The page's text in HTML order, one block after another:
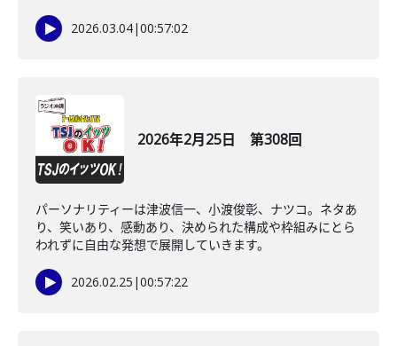
2026.03.04|00:57:02
2026年2月25日 第308回
パーソナリティーは津波信一、小渡俊彰、ナツコ。ネタあ
り、笑いあり、感動あり、決められた構成や枠組みにとら
われずに自由な発想で展開していきます。
2026.02.25 |00:57:22